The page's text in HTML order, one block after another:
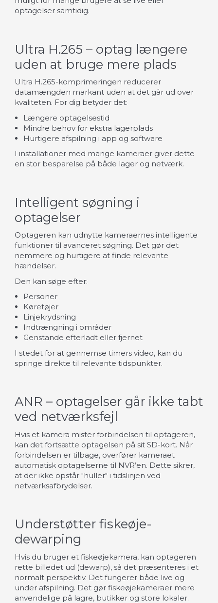
optagelser samtidig.
Ultra H.265 – optag længere
uden at bruge mere plads
Ultra H.265-komprimeringen reducerer
datamængden markant uden at det går ud over
kvaliteten. For dig betyder det:
Længere optagelsestid
Mindre behov for ekstra lagerplads
Hurtigere afspilning i app og software
I installationer med mange kameraer giver dette
en stor besparelse på både lager og netværk.
Intelligent søgning i
optagelser
Optageren kan udnytte kameraernes intelligente
funktioner til avanceret søgning. Det gør det
nemmere og hurtigere at finde relevante
hændelser.
Den kan søge efter:
Personer
Køretøjer
Linjekrydsning
Indtrængning i områder
Genstande efterladt eller fjernet
I stedet for at gennemse timers video, kan du
springe direkte til relevante tidspunkter.
ANR – optagelser går ikke tabt
ved netværksfejl
Hvis et kamera mister forbindelsen til optageren,
kan det fortsætte optagelsen på sit SD-kort. Når
forbindelsen er tilbage, overfører kameraet
automatisk optagelserne til NVR’en. Dette sikrer,
at der ikke opstår "huller" i tidslinjen ved
netværksafbrydelser.
Understøtter fiskeøje-
dewarping
Hvis du bruger et fiskeøjekamera, kan optageren
rette billedet ud (dewarp), så det præsenteres i et
normalt perspektiv. Det fungerer både live og
under afspilning. Det gør fiskeøjekameraer mere
anvendelige på lagre, butikker og store lokaler.